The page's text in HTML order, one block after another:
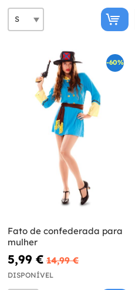
-60%
Fato de confederada para
mulher
5,99 € 14,99 €
DISPONÍVEL